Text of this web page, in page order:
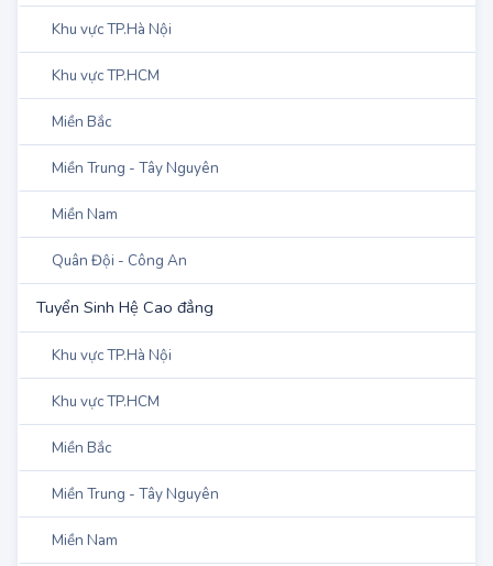
Trường Cao đẳng Sư phạm Vĩnh Long
Trường Cao đẳng Sư phạm Lạng Sơn
Trường Cao đẳng Sư phạm Yên Bái
DANH MỤC
Tuyển Sinh Đại học & Học Viện
Khu vực TP.Hà Nội
Khu vực TP.HCM